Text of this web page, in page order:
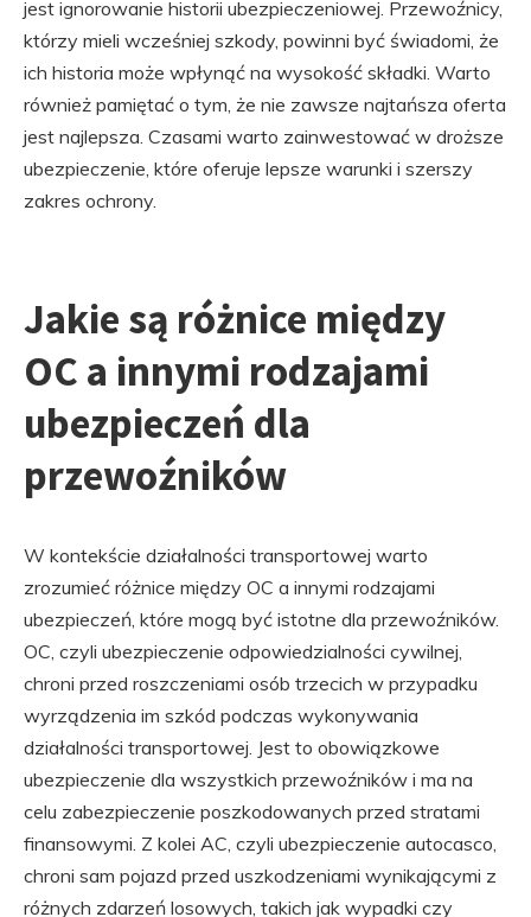
jest ignorowanie historii ubezpieczeniowej. Przewoźnicy,
którzy mieli wcześniej szkody, powinni być świadomi, że
ich historia może wpłynąć na wysokość składki. Warto
również pamiętać o tym, że nie zawsze najtańsza oferta
jest najlepsza. Czasami warto zainwestować w droższe
ubezpieczenie, które oferuje lepsze warunki i szerszy
zakres ochrony.
Jakie są różnice między
OC a innymi rodzajami
ubezpieczeń dla
przewoźników
W kontekście działalności transportowej warto
zrozumieć różnice między OC a innymi rodzajami
ubezpieczeń, które mogą być istotne dla przewoźników.
OC, czyli ubezpieczenie odpowiedzialności cywilnej,
chroni przed roszczeniami osób trzecich w przypadku
wyrządzenia im szkód podczas wykonywania
działalności transportowej. Jest to obowiązkowe
ubezpieczenie dla wszystkich przewoźników i ma na
celu zabezpieczenie poszkodowanych przed stratami
finansowymi. Z kolei AC, czyli ubezpieczenie autocasco,
chroni sam pojazd przed uszkodzeniami wynikającymi z
różnych zdarzeń losowych, takich jak wypadki czy